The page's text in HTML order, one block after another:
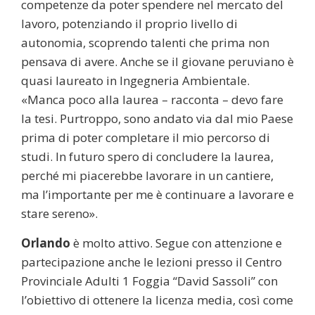
competenze da poter spendere nel mercato del
lavoro, potenziando il proprio livello di
autonomia, scoprendo talenti che prima non
pensava di avere. Anche se il giovane peruviano è
quasi laureato in Ingegneria Ambientale.
«Manca poco alla laurea – racconta – devo fare
la tesi. Purtroppo, sono andato via dal mio Paese
prima di poter completare il mio percorso di
studi. In futuro spero di concludere la laurea,
perché mi piacerebbe lavorare in un cantiere,
ma l’importante per me è continuare a lavorare e
stare sereno».
Orlando è molto attivo. Segue con attenzione e
partecipazione anche le lezioni presso il Centro
Provinciale Adulti 1 Foggia “David Sassoli” con
l’obiettivo di ottenere la licenza media, così come